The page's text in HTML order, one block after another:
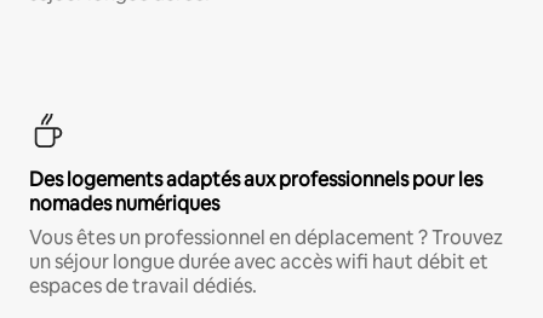
Des logements adaptés aux professionnels pour les
nomades numériques
Vous êtes un professionnel en déplacement ? Trouvez
un séjour longue durée avec accès wifi haut débit et
espaces de travail dédiés.